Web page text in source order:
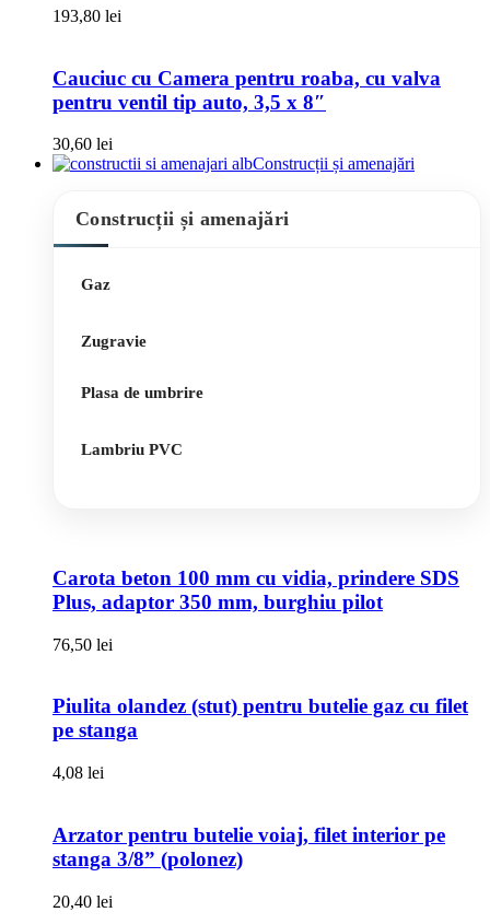
193,80 lei
Cauciuc cu Camera pentru roaba, cu valva
pentru ventil tip auto, 3,5 x 8″
30,60 lei
Construcții și amenajări
Construcții și amenajări
Gaz
Zugravie
Plasa de umbrire
Lambriu PVC
Carota beton 100 mm cu vidia, prindere SDS
Plus, adaptor 350 mm, burghiu pilot
76,50 lei
Piulita olandez (stut) pentru butelie gaz cu filet
pe stanga
4,08 lei
Arzator pentru butelie voiaj, filet interior pe
stanga 3/8” (polonez)
20,40 lei